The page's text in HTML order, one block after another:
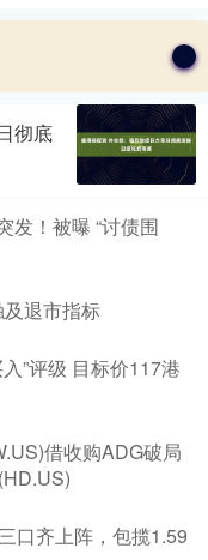
彻底
发！被曝 “讨债围
退市指标
”评级 目标价117港
借收购ADG破局
口齐上阵，包揽1.59